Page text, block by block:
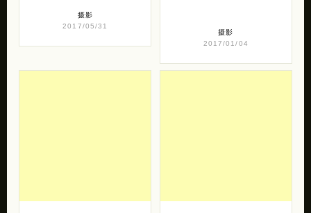
摄影
2017/05/31
摄影
2017/01/04